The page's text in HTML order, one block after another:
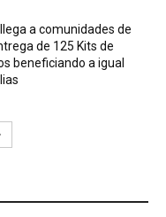
a comunidades de
de 125 Kits de
beneficiando a igual